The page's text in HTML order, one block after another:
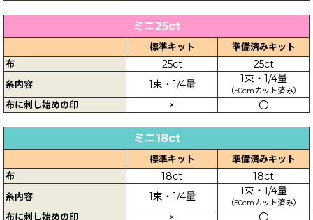
ミニ25ct
標準キット
準備済みキット
布
25ct 25ct
糸内容 1束・1/4量 1束・1/4量
（50cmカット済み）
布に刺し始めの印 × 〇
ミニ18ct
標準キット
準備済みキット
布
18ct 18ct
糸内容 1束・1/4量 1束・1/4量
（50cmカット済み）
布に刺し始めの印 × 〇